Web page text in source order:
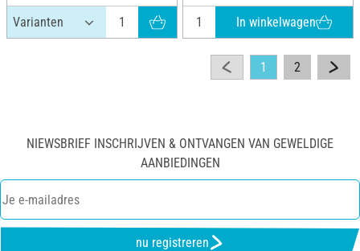
In winkelwagen
1 2
NIEWSBRIEF INSCHRIJVEN & ONTVANGEN VAN GEWELDIGE
AANBIEDINGEN
nu registreren